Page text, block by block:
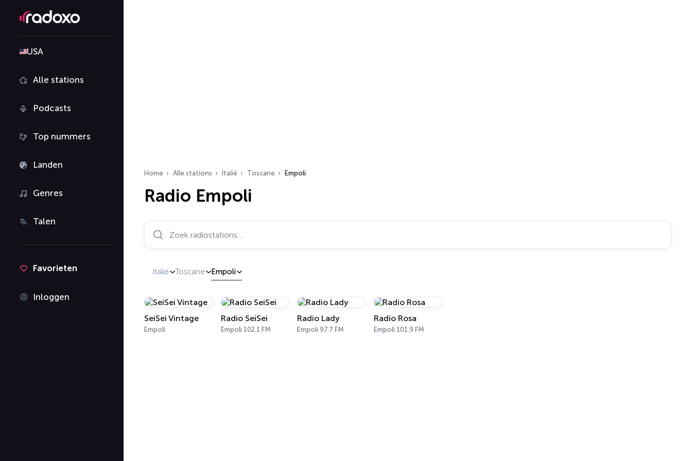
USA
Alle stations
Podcasts
Top nummers
Landen
Genres
Talen
Favorieten
Inloggen
Home Alle stations Italië Toscane Empoli
Radio Empoli
Zoek radiostations…
Italië Toscane Empoli
SeiSei Vintage
Empoli
Radio SeiSei
Empoli 102.1 FM
Radio Lady
Empoli 97.7 FM
Radio Rosa
Empoli 101.9 FM